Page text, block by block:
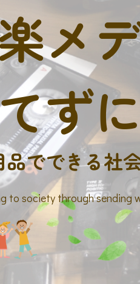
メ
ず
品でできる社
to society through sending